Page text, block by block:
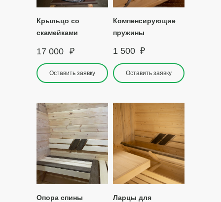
Оставить заявку
Оставить заявку
Крыльцо со
скамейками
Компенсирующие
пружины
17 000 ₽ 1 500 ₽
Опора спины
Ларцы для